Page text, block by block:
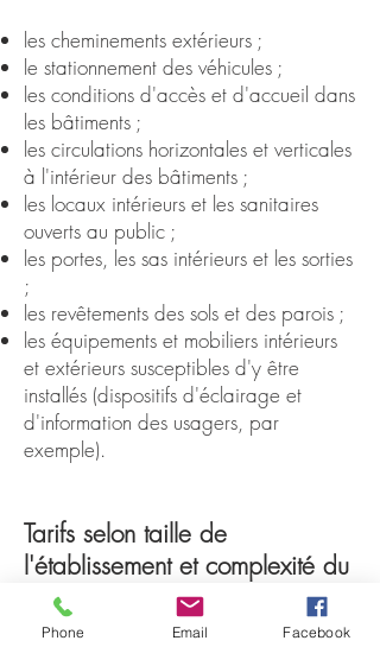
les cheminements extérieurs ;
le stationnement des véhicules ;
les conditions d'accès et d'accueil dans
les bâtiments ;
les circulations horizontales et verticales
à l'intérieur des bâtiments ;
les locaux intérieurs et les sanitaires
ouverts au public ;
les portes, les sas intérieurs et les sorties
;
les revêtements des sols et des parois ;
les équipements et mobiliers intérieurs
et extérieurs susceptibles d'y être
installés (dispositifs d'éclairage et
d'information des usagers, par
exemple).
Tarifs selon taille de
l'établissement et complexité du
dossier d'accessibilité
Phone Email Facebook